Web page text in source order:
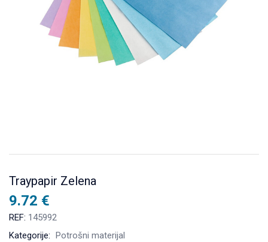
Traypapir Zelena
9.72 €
REF: 145992
Kategorije: Potrošni materijal